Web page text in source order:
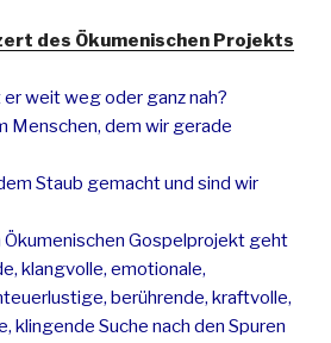
des Ökumenischen Projekts
er weit weg oder ganz nah?
Menschen, dem wir gerade
Staub gemacht und sind wir
Gospelprojekt geht
klangvolle, emotionale,
berührende, kraftvolle,
klingende Suche nach den Spuren